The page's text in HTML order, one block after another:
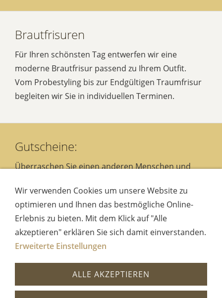
Brautfrisuren
Für Ihren schönsten Tag entwerfen wir eine
moderne Brautfrisur passend zu Ihrem Outfit.
Vom Probestyling bis zur Endgültigen Traumfrisur
begleiten wir Sie in individuellen Terminen.
Gutscheine:
Überraschen Sie einen anderen Menschen und
Von der einfachen Frisur bis zum kompletten
Verwöhnprogramm.
Ein Geschenk, dass ganz sicher Freude macht.
Sprechen Sie mit uns.
Wir verwenden Cookies um unsere Website zu
optimieren und Ihnen das bestmögliche Online-
Erlebnis zu bieten. Mit dem Klick auf "Alle
akzeptieren" erklären Sie sich damit einverstanden.
Erweiterte Einstellungen
ALLE AKZEPTIEREN